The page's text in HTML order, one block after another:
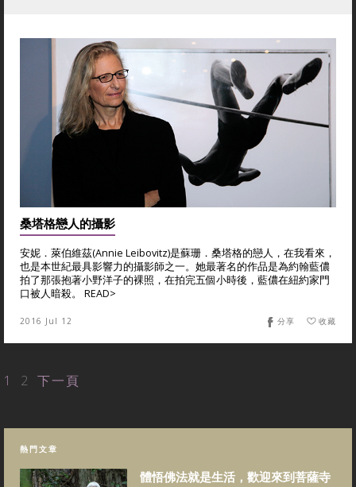
桑塔格戀人的攝影
安妮．萊伯維茲(Annie Leibovitz)是蘇珊．桑塔格的戀人，在我看來，
也是本世紀最具影響力的攝影師之一。她最著名的作品是為約翰藍儂
拍了那張抱著小野洋子的裸照，在拍完五個小時後，藍儂在紐約家門
口被人暗殺。 READ>
2016 Jul 12 收藏
分享
1 2 下一頁
熱門文章
體悟佛法就是生活，歡迎來到菩薩寺